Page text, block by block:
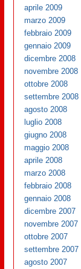
aprile 2009
marzo 2009
febbraio 2009
gennaio 2009
dicembre 2008
novembre 2008
ottobre 2008
settembre 2008
agosto 2008
luglio 2008
giugno 2008
maggio 2008
aprile 2008
marzo 2008
febbraio 2008
gennaio 2008
dicembre 2007
novembre 2007
ottobre 2007
settembre 2007
agosto 2007